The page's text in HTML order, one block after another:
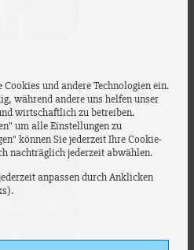
und andere Technologien ein.
während andere uns helfen unser
wirtschaftlich zu betreiben.
um alle Einstellungen zu
können Sie jederzeit Ihre Cookie-
nachträglich jederzeit abwählen.
anpassen durch Anklicken